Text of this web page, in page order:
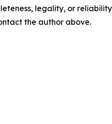
legality, or
the author above.